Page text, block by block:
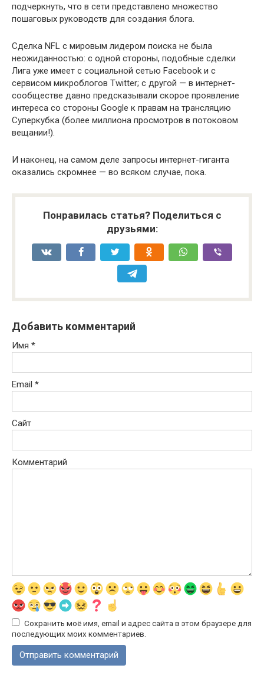
подчеркнуть, что в сети представлено множество
пошаговых руководств для создания блога.
Сделка NFL с мировым лидером поиска не была
неожиданностью: с одной стороны, подобные сделки
Лига уже имеет с социальной сетью Facebook и с
сервисом микроблогов Twitter; с другой — в интернет-
сообществе давно предсказывали скорое проявление
интереса со стороны Google к правам на трансляцию
Суперкубка (более миллиона просмотров в потоковом
вещании!).
И наконец, на самом деле запросы интернет-гиганта
оказались скромнее — во всяком случае, пока.
Понравилась статья? Поделиться с
друзьями:
Добавить комментарий
Имя *
Email *
Сайт
Комментарий
Сохранить моё имя, email и адрес сайта в этом браузере для
последующих моих комментариев.